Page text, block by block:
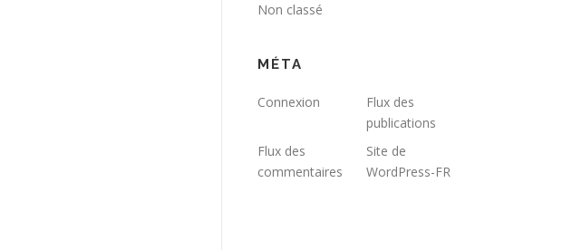
Non classé
MÉTA
Connexion
Flux des
publications
Flux des
commentaires
Site de
WordPress-FR